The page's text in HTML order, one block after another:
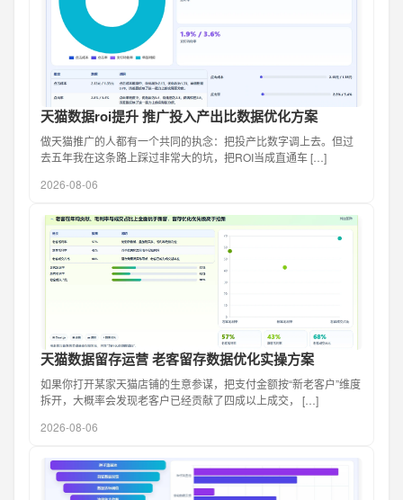
天猫数据roi提升 推广投入产出比数据优化方案
做天猫推广的人都有一个共同的执念：把投产比数字调上去。但过
去五年我在这条路上踩过非常大的坑，把ROI当成直通车 […]
2026-08-06
天猫数据留存运营 老客留存数据优化实操方案
如果你打开某家天猫店铺的生意参谋，把支付金额按“新老客户”维度
拆开，大概率会发现老客户已经贡献了四成以上成交， […]
2026-08-06